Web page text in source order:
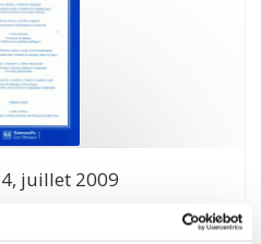
juillet 2009